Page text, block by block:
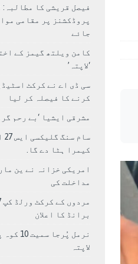
فیصل قریشی کا مطالبہ:
پروڈکشنز پر مقامی
جائے
کامن ویلتھ گیمز کے
‘لاپتہ’
سی ڈی اے نے کرکٹ
کرنے کا فیصلہ کر لیا
مشرقی ایشیا ‘بے رحم
کیمرا ہٹا دے گا.
امریکی خزانہ نے ین
مداخلت کی
برانڈ کا اعلان
نرمل
لاپتہ